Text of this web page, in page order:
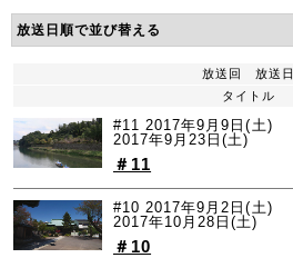
放送回
放送日
タイトル
#11 2017年9月9日(土)
2017年9月23日(土)
＃11
#10 2017年9月2日(土)
2017年10月28日(土)
＃10